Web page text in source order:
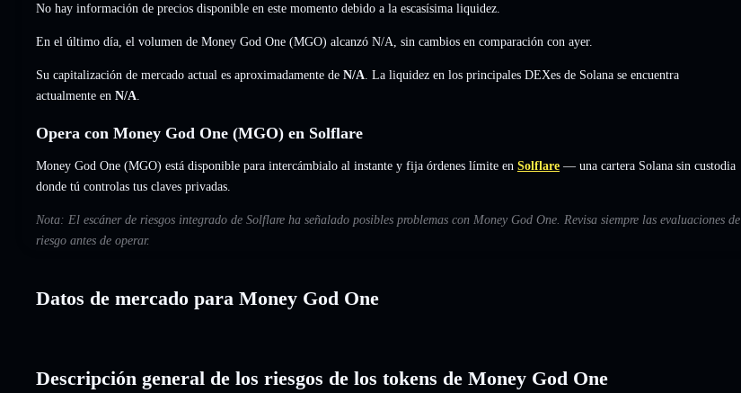
No hay información de precios disponible en este momento debido a la escasísima liquidez.
En el último día, el volumen de Money God One (MGO) alcanzó N/A sin cambios en comparación con ayer.
Su capitalización de mercado actual es aproximadamente de N/A . La liquidez en los principales DEXes de Solana se encuentra
actualmente en N/A
Opera con Money God One (MGO) en Solflare
Money God One (MGO) está disponible para intercámbialo al instante y fija órdenes límite en Solflare — una cartera Solana sin custodia
donde tú controlas tus claves privadas.
Nota: El escáner de riesgos integrado de Solflare ha señalado posibles problemas con Money God One. Revisa siempre las evaluaciones de
riesgo antes de operar.
Datos de mercado para Money God One
Descripción general de los riesgos de los tokens de Money God One